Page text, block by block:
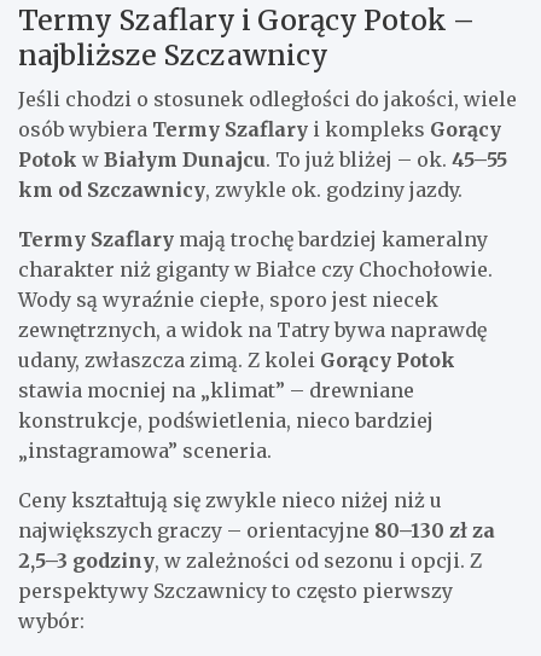
Termy Szaflary i Gorący Potok –
najbliższe Szczawnicy
Jeśli chodzi o stosunek odległości do jakości, wiele
osób wybiera Termy Szaflary i kompleks Gorący
Potok w Białym Dunajcu. To już bliżej – ok. 45–55
km od Szczawnicy, zwykle ok. godziny jazdy.
Termy Szaflary mają trochę bardziej kameralny
charakter niż giganty w Białce czy Chochołowie.
Wody są wyraźnie ciepłe, sporo jest niecek
zewnętrznych, a widok na Tatry bywa naprawdę
udany, zwłaszcza zimą. Z kolei Gorący Potok
stawia mocniej na „klimat” – drewniane
konstrukcje, podświetlenia, nieco bardziej
„instagramowa” sceneria.
Ceny kształtują się zwykle nieco niżej niż u
największych graczy – orientacyjne 80–130 zł za
2,5–3 godziny, w zależności od sezonu i opcji. Z
perspektywy Szczawnicy to często pierwszy
wybór: